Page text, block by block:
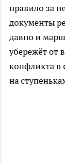
правило за
документы
давно и
убережёт от
конфликта
на